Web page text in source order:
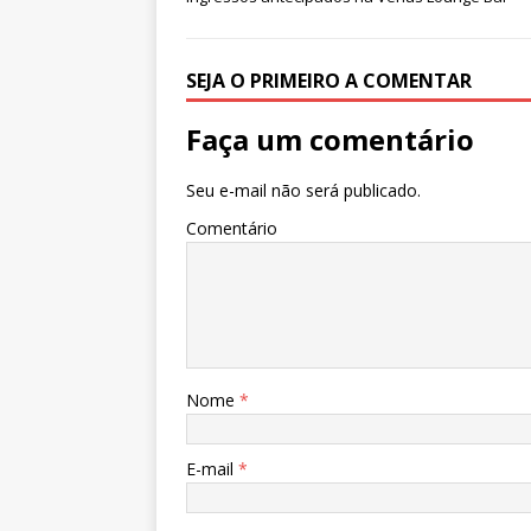
o
o
k
p
p
g
e
r
m n
SEJA O PRIMEIRO A COMENTAR
Faça um comentário
Seu e-mail não será publicado.
Comentário
Nome *
E-mail *